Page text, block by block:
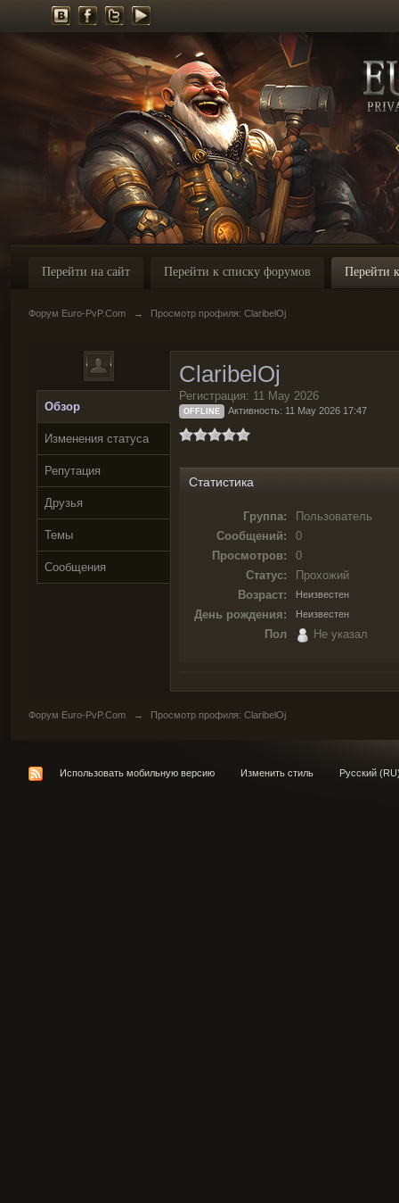
Перейти на сайт Перейти к списку форумов Перейти
Форум Euro-PvP.Com → Просмотр профиля: ClaribelOj
Обзор
Изменения статуса
Репутация
Друзья
Темы
Сообщения
ClaribelOj
Регистрация: 11 May 2026
OFFLINE Активность: 11 May 2026 17:47
Статистика
Группа:
Пользователь
Сообщений:
0
Просмотров:
0
Статус:
Прохожий
Возраст:
Неизвестен
День рождения: Неизвестен
Пол Не указал
Форум Euro-PvP.Com → Просмотр профиля: ClaribelOj
Использовать мобильную версию Изменить стиль Русский